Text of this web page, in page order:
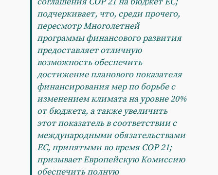
подчеркивает, что, среди прочего,
пересмотр Многолетней
программы финансового развития
предоставляет отличную
возможность обеспечить
достижение планового показателя
финансирования мер по борьбе с
изменением климата на уровне 20%
от бюджета, а также увеличить
этот показатель в соответствии с
международными обязательствами
ЕС, принятыми во время СОР 21;
призывает Европейскую Комиссию
обеспечить полную